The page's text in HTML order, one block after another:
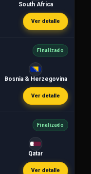
South Africa
Ver detalle
Finalizado
Bosnia & Herzegovina
Ver detalle
Finalizado
Qatar
Ver detalle